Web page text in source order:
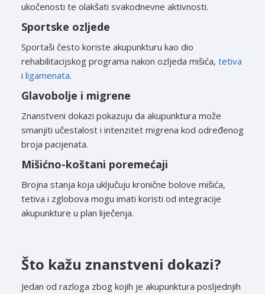
ukočenosti te olakšati svakodnevne aktivnosti.
Sportske ozljede
Sportaši često koriste akupunkturu kao dio
rehabilitacijskog programa nakon ozljeda mišića, tetiva
i ligamenata.
Glavobolje i migrene
Znanstveni dokazi pokazuju da akupunktura može
smanjiti učestalost i intenzitet migrena kod određenog
broja pacijenata.
Mišićno-koštani poremećaji
Brojna stanja koja uključuju kronične bolove mišića,
tetiva i zglobova mogu imati koristi od integracije
akupunkture u plan liječenja.
Što kažu znanstveni dokazi?
Jedan od razloga zbog kojih je akupunktura posljednjih